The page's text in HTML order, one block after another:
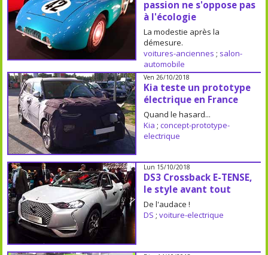
passion ne s'oppose pas
à l'écologie
La modestie après la
démesure.
voitures-anciennes ; salon-
automobile
Ven 26/10/2018
Kia teste un prototype
électrique en France
Quand le hasard...
Kia ; concept-prototype-
electrique
Lun 15/10/2018
DS3 Crossback E-TENSE,
le style avant tout
De l'audace !
DS ; voiture-electrique